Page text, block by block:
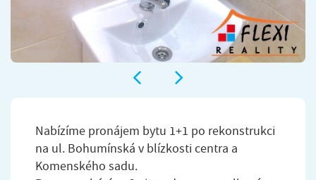
Nabízíme pronájem bytu 1+1 po rekonstrukci
na ul. Bohumínská v blízkosti centra a
Komenského sadu.